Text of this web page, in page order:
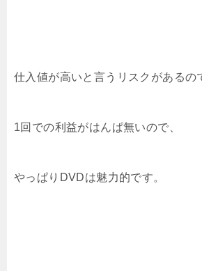
仕入値が高いと言うリスクがあるの
1回での利益がはんぱ無いので、
やっぱりDVDは魅力的です。